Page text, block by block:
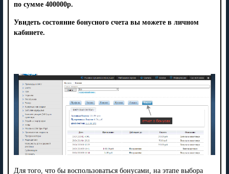
по сумме 400000р.
Увидеть состояние бонусного счета вы можете в личном
кабинете.
Для того, что бы воспользоваться бонусами, на этапе выбора